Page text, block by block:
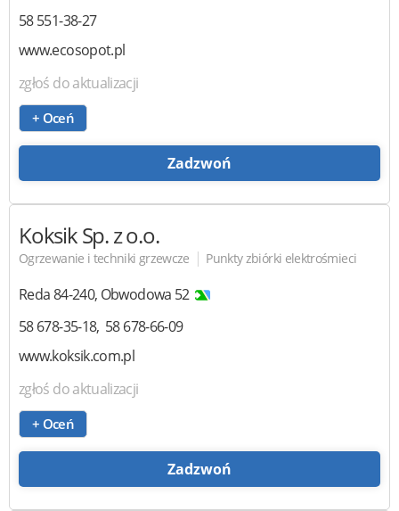
58 551-38-27
www.ecosopot.pl
zgłoś do aktualizacji
+ Oceń
Zadzwoń
KoksikSp. z o.o.
Ogrzewanie i techniki grzewcze | Punkty zbiórki elektrośmieci
Reda84-240, Obwodowa 52
58 678-35-18 58 678-66-09
www.koksik.com.pl
zgłoś do aktualizacji
+ Oceń
Zadzwoń